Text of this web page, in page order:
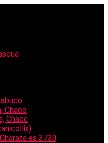
Chaco
Chaco
es 3730